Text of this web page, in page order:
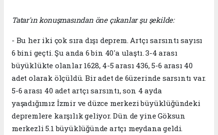
Tatar'ın konuşmasından öne çıkanlar şu şekilde:
- Bu her iki çok sıra dışı deprem. Artçı sarsıntı sayısı
6 bini geçti. Şu anda 6 bin 40'a ulaştı. 3-4 arası
büyüklükte olanlar 1628, 4-5 arası 436, 5-6 arası 40
adet olarak ölçüldü. Bir adet de 6üzerinde sarsıntı var.
5-6 arası 40 adet artçı sarsıntı, son 4 ayda
yaşadığımız İzmir ve düzce merkezi büyüklüğündeki
depremlere karşılık geliyor. Dün de yine Göksun
merkezli 5.1 büyüklüğünde artçı meydana geldi.